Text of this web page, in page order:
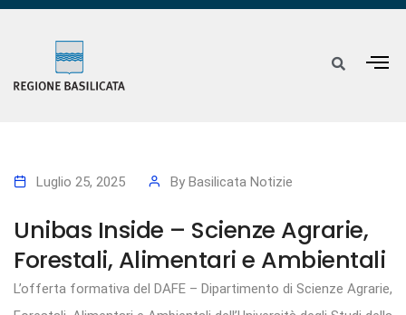
Luglio 25, 2025 By Basilicata Notizie
Unibas Inside – Scienze Agrarie,
Forestali, Alimentari e Ambientali
L’offerta formativa del DAFE – Dipartimento di Scienze Agrarie,